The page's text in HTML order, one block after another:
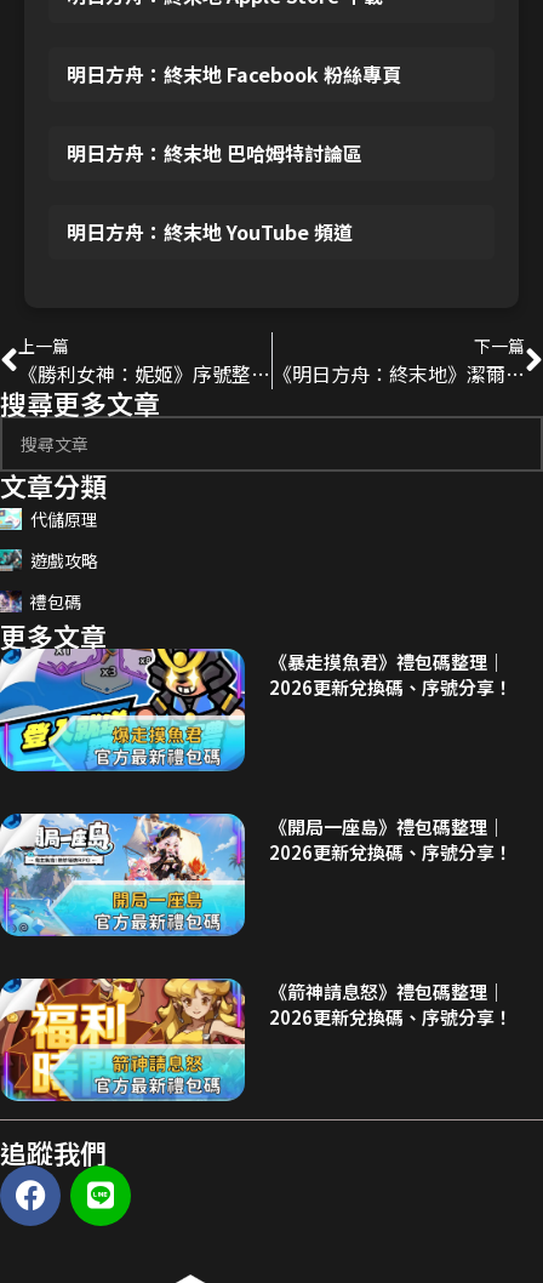
明日方舟：終末地 Facebook 粉絲專頁
明日方舟：終末地 巴哈姆特討論區
明日方舟：終末地 YouTube 頻道
上一篇
《勝利女神：妮姬》序號整理｜2026更新兌換碼、優惠券分享！
下一篇
《明日方舟：終末地》潔爾佩塔角色攻略｜輝光慶典值得抽嗎？
搜尋更多文章
文章分類
代儲原理
遊戲攻略
禮包碼
更多文章
《暴走摸魚君》禮包碼整理｜
2026更新兌換碼、序號分享！
《開局一座島》禮包碼整理｜
2026更新兌換碼、序號分享！
《箭神請息怒》禮包碼整理｜
2026更新兌換碼、序號分享！
追蹤我們